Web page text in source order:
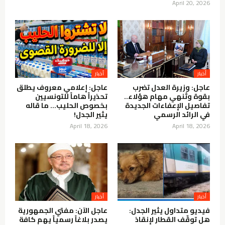
April 20, 2026
عاجل: وزيرة العدل تضرب
بقوة وتُنهي مهام هؤلاء..
تفاصيل الإعفاءات الجديدة
في الرائد الرسمي
April 18, 2026
عاجل: إعلامي معروف يطلق
تحذيراً هاماً للتونسيين
بخصوص الحليب… ما قاله
يثير الجدل!
April 18, 2026
فيديو متداول يثير الجدل:
هل توقّف القطار لإنقاذ
عاجل الآن: مفتي الجمهورية
يصدر بلاغاً رسمياً يهم كافة